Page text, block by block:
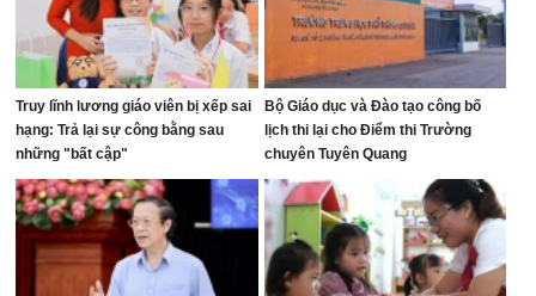
Truy lĩnh lương giáo viên bị xếp sai
hạng: Trả lại sự công bằng sau
những "bất cập"
Bộ Giáo dục và Đào tạo công bố
lịch thi lại cho Điểm thi Trường
chuyên Tuyên Quang